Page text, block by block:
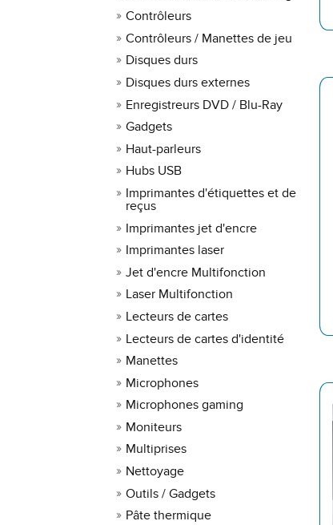
Contrôleurs
Contrôleurs / Manettes de jeu
Disques durs
Disques durs externes
Enregistreurs DVD / Blu-Ray
Gadgets
Haut-parleurs
Hubs USB
Imprimantes d'étiquettes et de
reçus
Imprimantes jet d'encre
Imprimantes laser
Jet d'encre Multifonction
Laser Multifonction
Lecteurs de cartes
Lecteurs de cartes d'identité
Manettes
Microphones
Microphones gaming
Moniteurs
Multiprises
Nettoyage
Outils / Gadgets
Pâte thermique